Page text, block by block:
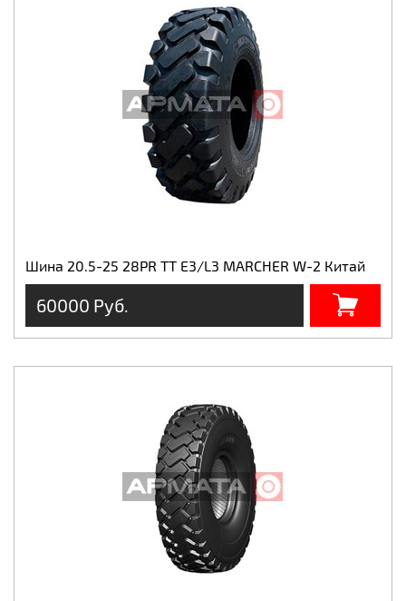
Шина 20.5-25 28PR TT E3/L3 MARCHER W-2 Китай
60000 Руб.